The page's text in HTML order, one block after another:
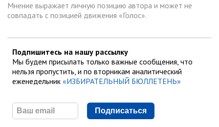
Мнение выражает личную позицию автора и может не
совпадать с позицией движения «Голос».
Подпишитесь на нашу рассылку
Мы будем присылать только важные сообщения, что
нельзя пропустить, и по вторникам аналитический
еженедельник «ИЗБИРАТЕЛЬНЫЙ БЮЛЛЕТЕНЬ»
Подписаться